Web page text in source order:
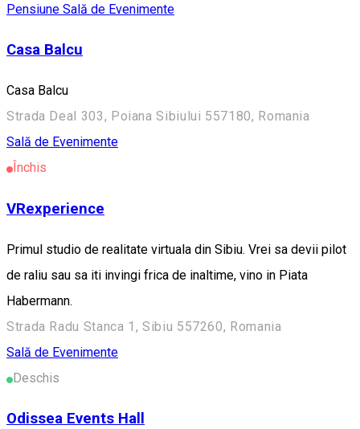
Pensiune Sală de Evenimente
Casa Balcu
Casa Balcu
Strada Deal 303, Poiana Sibiului 557180, Romania
Sală de Evenimente
Închis
VRexperience
Primul studio de realitate virtuala din Sibiu. Vrei sa devii pilot
de raliu sau sa iti invingi frica de inaltime, vino in Piata
Habermann.
Strada Radu Stanca 1, Sibiu 557260, Romania
Sală de Evenimente
Deschis
Odissea Events Hall